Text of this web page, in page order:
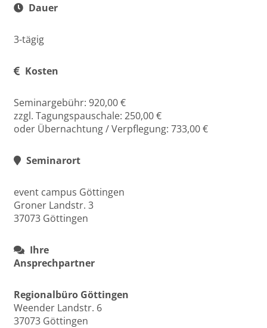
Dauer
3-tägig
Kosten
Seminargebühr: 920,00 €
zzgl. Tagungspauschale: 250,00 €
oder Übernachtung / Verpflegung: 733,00 €
Seminarort
event campus Göttingen
Groner Landstr. 3
37073 Göttingen
Ihre
Ansprechpartner
Regionalbüro Göttingen
Weender Landstr. 6
37073 Göttingen